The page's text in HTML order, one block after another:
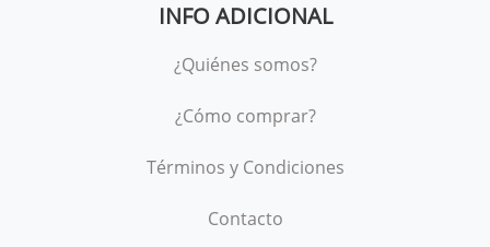
INFO ADICIONAL
¿Quiénes somos?
¿Cómo comprar?
Términos y Condiciones
Contacto